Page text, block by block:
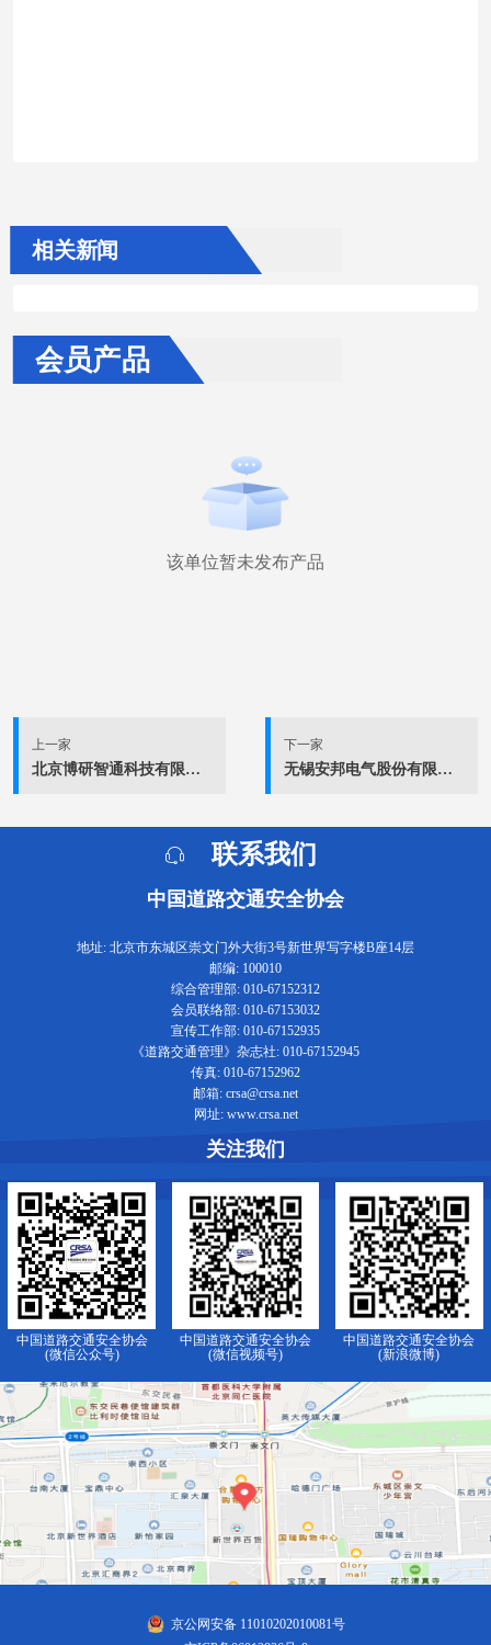
相关新闻
会员产品
该单位暂未发布产品
上一家
北京博研智通科技有限公司
下一家
无锡安邦电气股份有限公司
联系我们
中国道路交通安全协会
地址: 北京市东城区崇文门外大街3号新世界写字楼B座14层
邮编: 100010
综合管理部: 010-67152312
会员联络部: 010-67153032
宣传工作部: 010-67152935
《道路交通管理》杂志社: 010-67152945
传真: 010-67152962
邮箱: crsa@crsa.net
网址: www.crsa.net
关注我们
中国道路交通安全协会
(微信公众号)
中国道路交通安全协会
(微信视频号)
中国道路交通安全协会
(新浪微博)
京公网安备 11010202010081号